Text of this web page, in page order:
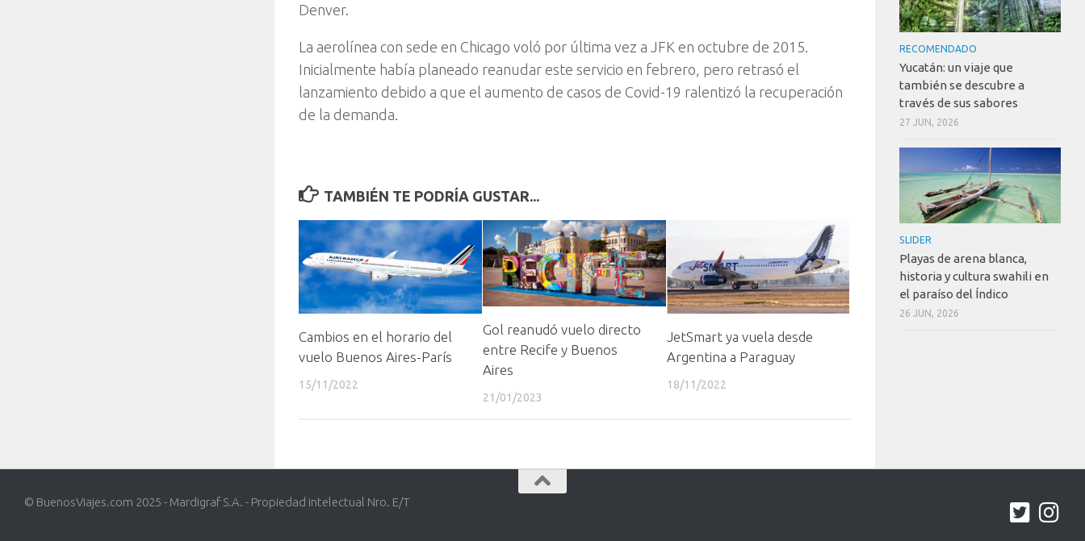
Denver.
La aerolínea con sede en Chicago voló por última vez a JFK en octubre de 2015.
Inicialmente había planeado reanudar este servicio en febrero, pero retrasó el
lanzamiento debido a que el aumento de casos de Covid-19 ralentizó la recuperación
de la demanda.
TAMBIÉN TE PODRÍA GUSTAR...
Cambios en el horario del
vuelo Buenos Aires-París
15/11/2022
Gol reanudó vuelo directo
entre Recife y Buenos
Aires
21/01/2023
JetSmart ya vuela desde
Argentina a Paraguay
18/11/2022
RECOMENDADO
Yucatán: un viaje que
también se descubre a
través de sus sabores
27 JUN, 2026
SLIDER
Playas de arena blanca,
historia y cultura swahili en
el paraíso del Índico
26 JUN, 2026
© BuenosViajes.com 2025 - Mardigraf S.A. - Propiedad intelectual Nro. E/T